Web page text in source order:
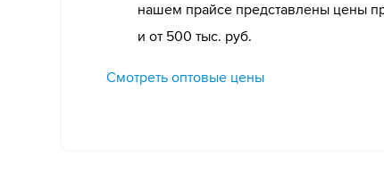
нашем прайсе представлены цены
и от 500 тыс. руб.
Смотреть оптовые цены